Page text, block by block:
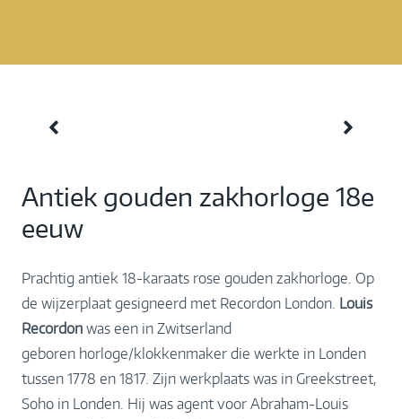
Antiek gouden zakhorloge 18e
eeuw
Prachtig antiek 18-karaats rose gouden zakhorloge. Op
de wijzerplaat gesigneerd met Recordon London. Louis
Recordon was een in Zwitserland
geboren horloge/klokkenmaker die werkte in Londen
tussen 1778 en 1817. Zijn werkplaats was in Greekstreet,
Soho in Londen. Hij was agent voor Abraham-Louis